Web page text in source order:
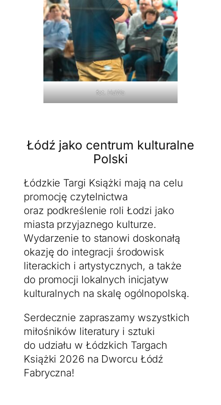
fot. HaWa
Łódź jako centrum kulturalne
Polski
Łódzkie Targi Książki mają na celu
promocję czytelnictwa
oraz podkreślenie roli Łodzi jako
miasta przyjaznego kulturze.
Wydarzenie to stanowi doskonałą
okazję do integracji środowisk
literackich i artystycznych, a także
do promocji lokalnych inicjatyw
kulturalnych na skalę ogólnopolską.
Serdecznie zapraszamy wszystkich
miłośników literatury i sztuki
do udziału w Łódzkich Targach
Książki 2026 na Dworcu Łódź
Fabryczna!
Wykorzystujemy narzędzia marketingowe na Facebooku.
Dla lepszego ich wykorzystania osadziliśmy na tej stronie
Pixel Meta, który gromadzi informacje na temat Twojej
aktywności na tej stronie, a następnie pozwala
na podstawie zgromadzonych informacji ustawiać reklamy
z zaawansowanymi opcjami targetowania. Jeżeli sobie
tego nie życzysz, możesz wyłączyć narzędzia
marketingowe Meta.